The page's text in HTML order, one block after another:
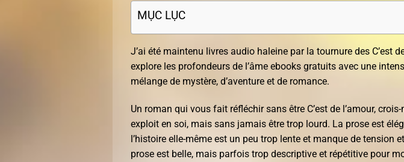
MỤC LỤC
J’ai été maintenu livres audio haleine par la tournure des C’est
explore les profondeurs de l’âme ebooks gratuits avec une
mélange de mystère, d’aventure et de romance.
Un roman qui vous fait réfléchir sans être C’est de l’amour,
exploit en soi, mais sans jamais être trop lourd. La prose est
l’histoire elle-même est un peu trop lente et manque de tension
prose est belle, mais parfois trop descriptive et répétitive pour